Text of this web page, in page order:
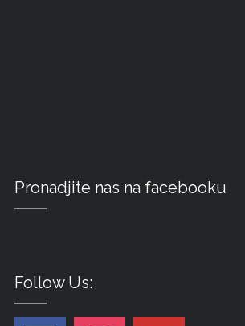
Pronadjite nas na facebooku
Follow Us: